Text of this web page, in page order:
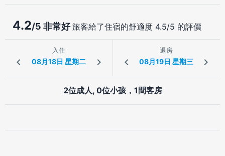
4.2/5 非常好旅客給了住宿的舒適度 4.5/5 的評價
入住 退房
2位成人, 0位小孩，1間客房